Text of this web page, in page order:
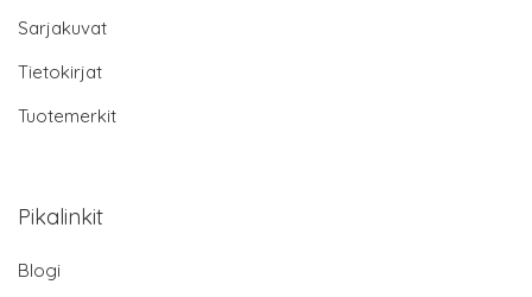
Sarjakuvat
Tietokirjat
Tuotemerkit
Pikalinkit
Blogi